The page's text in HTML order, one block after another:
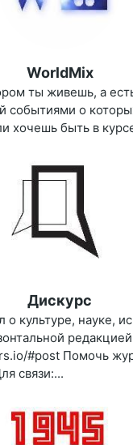
WorldMix
ты живешь, а
событиями о
хочешь быть в
Дискурс
культуре, науке,
#post Помочь
связи:...